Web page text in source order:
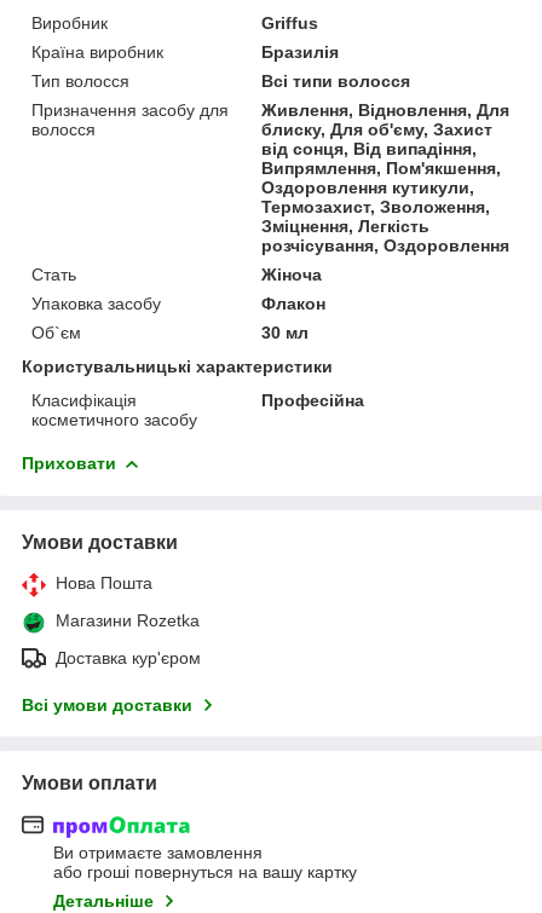
Виробник
Griffus
Країна виробник
Бразилія
Тип волосся
Всі типи волосся
Призначення засобу для
волосся
Живлення, Відновлення, Для
блиску, Для об'єму, Захист
від сонця, Від випадіння,
Випрямлення, Пом'якшення,
Оздоровлення кутикули,
Термозахист, Зволоження,
Зміцнення, Легкість
розчісування, Оздоровлення
Стать
Жіноча
Упаковка засобу
Флакон
Об`єм
30 мл
Користувальницькі характеристики
Класифікація
косметичного засобу
Професійна
Приховати
Умови доставки
Нова Пошта
Магазини Rozetka
Доставка кур'єром
Всі умови доставки
Умови оплати
Ви отримаєте замовлення
або гроші повернуться на вашу картку
Детальніше